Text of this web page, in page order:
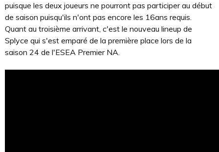
puisque les deux joueurs ne pourront pas participer au début
de saison puisqu'ils n'ont pas encore les 16ans requis.
Quant au troisième arrivant, c'est le nouveau lineup de
Splyce qui s'est emparé de la première place lors de la
saison 24 de l'ESEA Premier NA.